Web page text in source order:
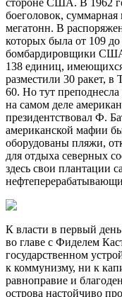
боеголовок,
мегатонн. В
которых была от 109 до
бомбардировщики США
138 единиц,
разместили 30 ракет, в
60. Но тут
на самом деле
президентствовал Ф.
американской мафии
оборудованы пляжи,
для отдыха северных
здесь свои плантации
К власти в первый
во главе с Фиделем
государственном
к коммунизму, ни к
равноправие и
острова настойчиво